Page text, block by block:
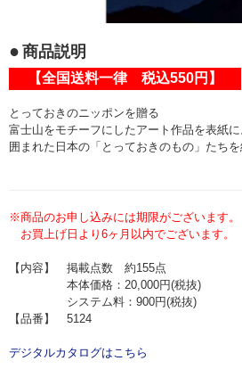
商品説明
【全国送料一律 税込550円】
とっておきのニッポンを贈る
富士山をモチーフにしたアート作品を表紙
囲まれた日本の「とっておきのもの」たちを
※商品のお申し込みには期限がございます。
お買上げ日より6ヶ月以内でございます。
【内容】 掲載点数 約155点
本体価格：20,000円(税抜)
システム料：900円(税抜)
【品番】 5124
デジタルカタログはこちら